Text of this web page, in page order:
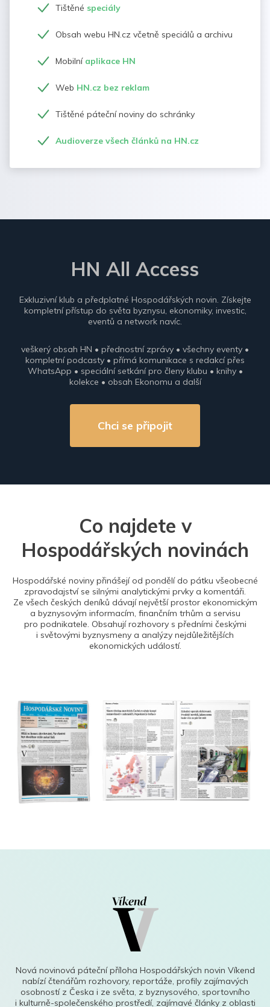
Tištěné speciály
Obsah webu HN.cz včetně speciálů a archivu
Mobilní aplikace HN
Web HN.cz bez reklam
Tištěné páteční noviny do schránky
Audioverze všech článků na HN.cz
HN All Access
Exkluzivní klub a předplatné Hospodářských novin. Získejte
kompletní přístup do světa byznysu, ekonomiky, investic,
eventů a network navíc.
veškerý obsah HN • přednostní zprávy • všechny eventy •
kompletní podcasty • přímá komunikace s redakcí přes
WhatsApp • speciální setkání pro členy klubu • knihy •
kolekce • obsah Ekonomu a další
Chci se připojit
Co najdete v
Hospodářských novinách
Hospodářské noviny přinášejí od pondělí do pátku všeobecné
zpravodajství se silnými analytickými prvky a komentáři.
Ze všech českých deníků dávají největší prostor ekonomickým
a byznysovým informacím, finančním trhům a servisu
pro podnikatele. Obsahují rozhovory s předními českými
i světovými byznysmeny a analýzy nejdůležitějších
ekonomických událostí.
Nová novinová páteční příloha Hospodářských novin Víkend
nabízí čtenářům rozhovory, reportáže, profily zajímavých
osobností z Česka i ze světa, z byznysového, sportovního
i kulturně-společenského prostředí, zajímavé články z oblasti